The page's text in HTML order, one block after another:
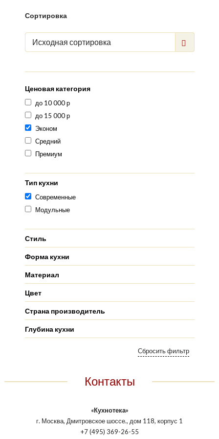
Сортировка
Исходная сортировка
Ценовая категория
до 10 000 р
до 15 000 р
Эконом
Средний
Премиум
Тип кухни
Современные
Модульные
Стиль
Форма кухни
Материал
Цвет
Страна производитель
Глубина кухни
Контакты
«Кухнотека»
г. Москва, Дмитровское шоссе., дом 118, корпус 1
+7 (495) 369-26-55